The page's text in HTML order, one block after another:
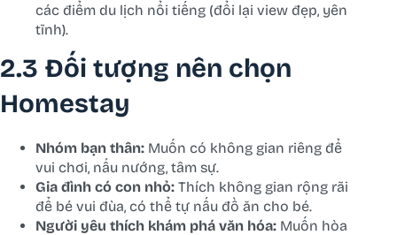
các điểm du lịch nổi tiếng (đổi lại view đẹp, yên
tĩnh).
2.3 Đối tượng nên chọn
Homestay
Nhóm bạn thân: Muốn có không gian riêng để
vui chơi, nấu nướng, tâm sự.
Gia đình có con nhỏ: Thích không gian rộng rãi
để bé vui đùa, có thể tự nấu đồ ăn cho bé.
Người yêu thích khám phá văn hóa: Muốn hòa